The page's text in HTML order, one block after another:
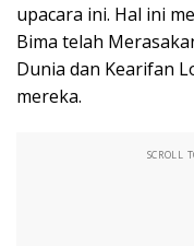
upacara ini. Hal ini
Bima telah
Dunia dan Kearifan
mereka.
SCROLL